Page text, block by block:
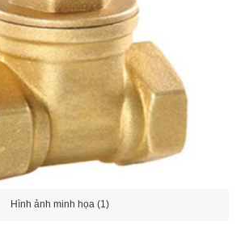
Hình ảnh minh họa (1)